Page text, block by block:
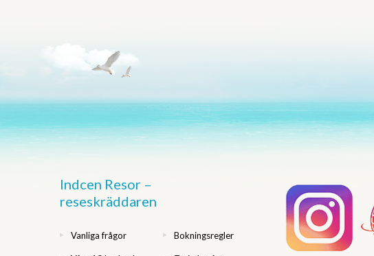
Indcen Resor –
reseskräddaren
Vanliga frågor Bokningsregler